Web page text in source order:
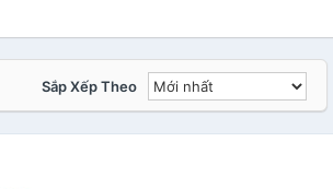
Sắp Xếp Theo